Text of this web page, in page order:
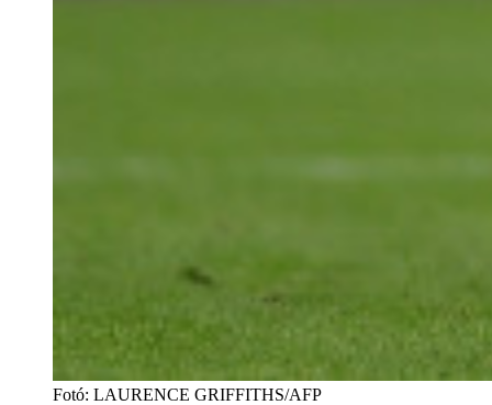
Fotó: LAURENCE GRIFFITHS/AFP